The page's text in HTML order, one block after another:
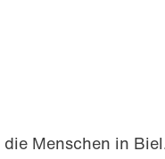
Menschen in